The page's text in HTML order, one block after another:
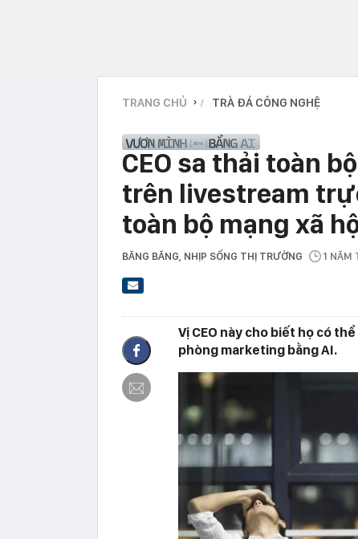
TRANG CHỦ › TRÀ ĐÁ CÔNG NGHỆ
CEO sa thải toàn
trên livestream
toàn bộ mạng xã
BĂNG BĂNG , NHỊP SỐNG THỊ TRƯỜNG 1 NĂM
Vị CEO này cho biết họ có
phòng marketing bằng AI.